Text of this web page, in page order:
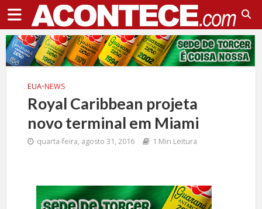
EUA•NEWS
Royal Caribbean projeta
novo terminal em Miami
quarta-feira, agosto 31, 2016 1 Min Leitura